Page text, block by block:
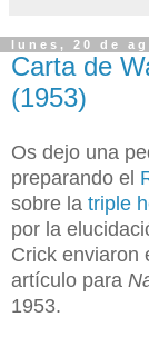
lunes, 20 de
Carta de
(1953)
Os dejo una
preparando el
sobre la triple
por la
Crick enviaron
artículo para
1953.